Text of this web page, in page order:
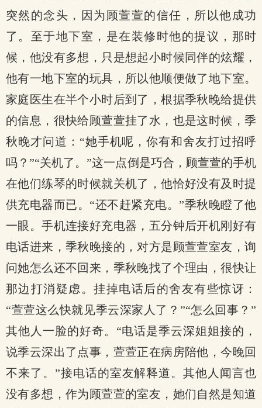
突然的念头，因为顾萱萱的信任，所以他成功
了。至于地下室，是在装修时他的提议，那时
候，他没有多想，只是想起小时候同伴的炫耀，
他有一地下室的玩具，所以他顺便做了地下室。
家庭医生在半个小时后到了，根据季秋晚给提供
的信息，很快给顾萱萱挂了水，也是这时候，季
秋晚才问道：“她手机呢，你有和舍友打过招呼
吗？”“关机了。”这一点倒是巧合，顾萱萱的手机
在他们练琴的时候就关机了，他恰好没有及时提
供充电器而已。“还不赶紧充电。”季秋晚瞪了他
一眼。手机连接好充电器，五分钟后开机刚好有
电话进来，季秋晚接的，对方是顾萱萱室友，询
问她怎么还不回来，季秋晚找了个理由，很快让
那边打消疑虑。挂掉电话后的舍友有些惊讶：
“萱萱这么快就见季云深家人了？”“怎么回事？”
其他人一脸的好奇。“电话是季云深姐姐接的，
说季云深出了点事，萱萱正在病房陪他，今晚回
不来了。”接电话的室友解释道。其他人闻言也
没有多想，作为顾萱萱的室友，她们自然是知道